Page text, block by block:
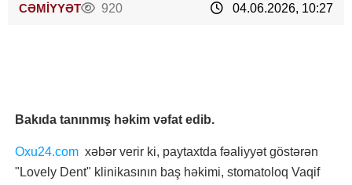
CƏMİYYƏT 920 04.06.2026, 10:27
Bakıda tanınmış həkim vəfat edib.
Oxu24.com xəbər verir ki, paytaxtda fəaliyyət göstərən
"Lovely Dent" klinikasının baş həkimi, stomatoloq Vaqif